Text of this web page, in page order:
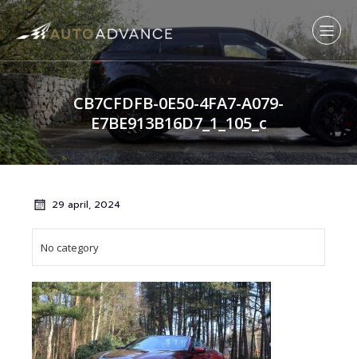
CB7CFDFB-0E50-4FA7-A079-
E7BE913B16D7_1_105_c
29 april, 2024
No category